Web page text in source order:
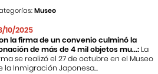
Museo
10/2025
la firma de un convenio culminó la
de más de 4 mil objetos mu...: La
se realizó el 27 de octubre en el Museo
la Inmigración Japonesa...